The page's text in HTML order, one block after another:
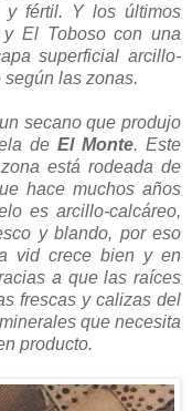
y fértil. Y los últimos
El Toboso con una
superficial arcillo-
las zonas.
secano que produjo
de El Monte. Este
está rodeada de
hace muchos años
es arcillo-calcáreo,
y blando, por eso
vid crece bien y en
a que las raíces
frescas y calizas del
que necesita
producto.